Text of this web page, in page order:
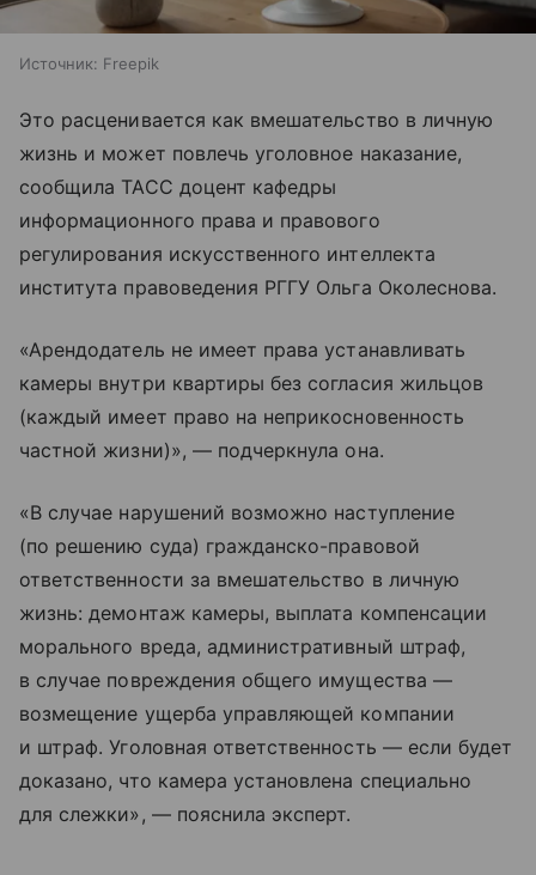
Источник: Freepik
Это расценивается как вмешательство в личную
жизнь и может повлечь уголовное наказание,
сообщила ТАСС доцент кафедры
информационного права и правового
регулирования искусственного интеллекта
института правоведения РГГУ Ольга Околеснова.
«Арендодатель не имеет права устанавливать
камеры внутри квартиры без согласия жильцов
(каждый имеет право на неприкосновенность
частной жизни)», — подчеркнула она.
«В случае нарушений возможно наступление
(по решению суда) гражданско-правовой
ответственности за вмешательство в личную
жизнь: демонтаж камеры, выплата компенсации
морального вреда, административный штраф,
в случае повреждения общего имущества —
возмещение ущерба управляющей компании
и штраф. Уголовная ответственность — если будет
доказано, что камера установлена специально
для слежки», — пояснила эксперт.